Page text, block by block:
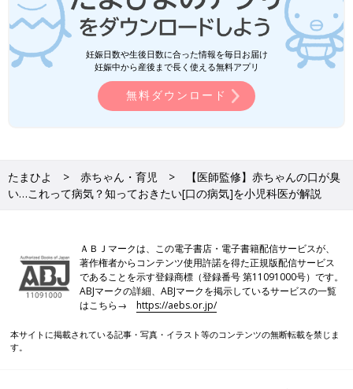
妊娠日数や生後日数に合った情報を毎日お届け
妊娠中から産後まで長く使える無料アプリ
無料ダウンロード
たまひよ 赤ちゃん・育児
【医師監修】赤ちゃんの口が臭
い…これって病気？知っておきたい[口の病気]を小児科医が解説
ＡＢＪマークは、この電子書店・電子書籍配信サービスが、
著作権者からコンテンツ使用許諾を得た正規版配信サービス
であることを示す登録商標（登録番号 第11091000号）です。
ABJマークの詳細、ABJマークを掲示しているサービスの一覧
はこちら→https://aebs.or.jp/
本サイトに掲載されている記事・写真・イラスト等のコンテンツの無断転載を禁じま
す。